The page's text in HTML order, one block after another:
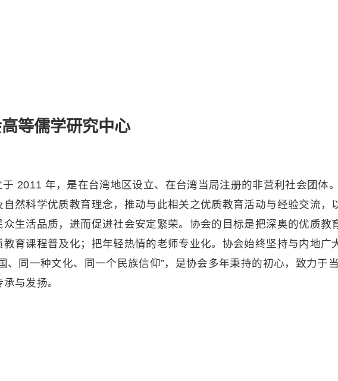
等儒学研究中心
2011 年，是在台湾地区设立、在台湾当局注册的非营利社会团体
然科学优质教育理念，推动与此相关之优质教育活动与经验交流，
生活品质，进而促进社会安定繁荣。协会的目标是把深奥的优质教
育课程普及化；把年轻热情的老师专业化。协会始终坚持与内地广
、同一种文化、同一个民族信仰”，是协会多年秉持的初心，致力于
与发扬。